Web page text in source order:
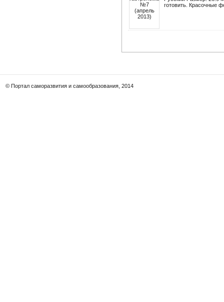
готовить. Красочные
© Портал саморазвития и самообразования, 2014